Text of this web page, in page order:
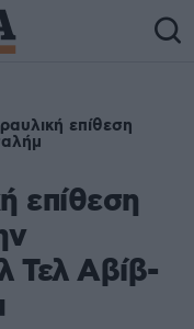
επίθεση
επίθεση
Τελ Αβίβ-